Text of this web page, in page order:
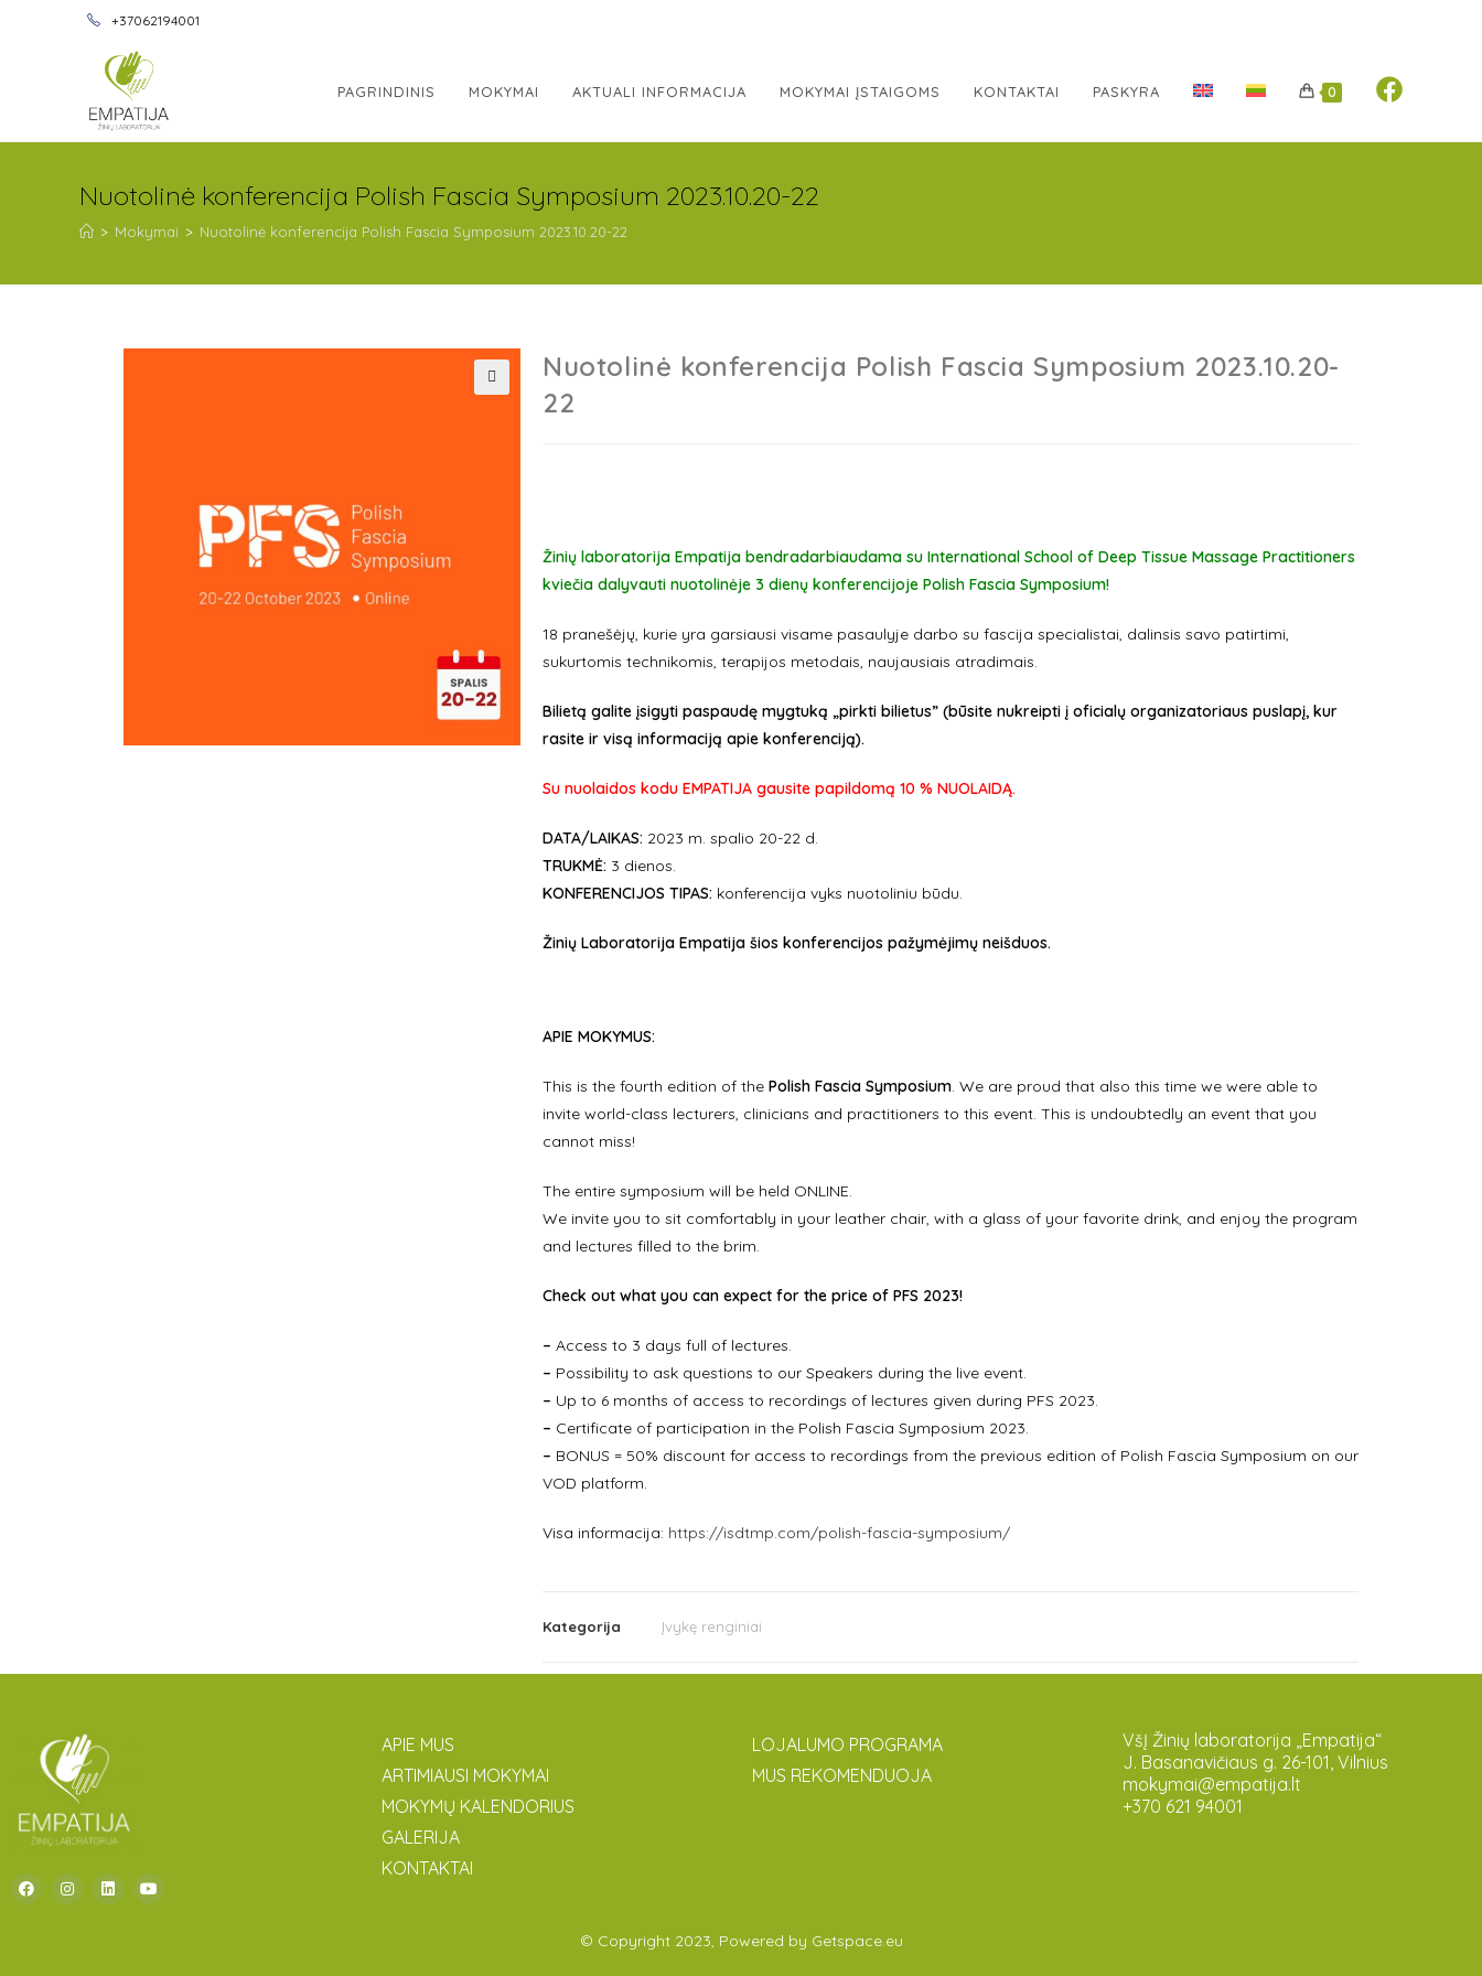
+37062194001
PAGRINDINIS MOKYMAI AKTUALI INFORMACIJA MOKYMAI ĮSTAIGOMS KONTAKTAI PASKYRA 0
Nuotolinė konferencija Polish Fascia Symposium 2023.10.20-22
> Mokymai > Nuotolinė konferencija Polish Fascia Symposium 2023.10.20-22
Nuotolinė konferencija Polish Fascia Symposium 2023.10.20-
22
Žinių laboratorija Empatija bendradarbiaudama su International School of Deep Tissue Massage Practitioners
kviečia dalyvauti nuotolinėje 3 dienų konferencijoje Polish Fascia Symposium!
18 pranešėjų, kurie yra garsiausi visame pasaulyje darbo su fascija specialistai, dalinsis savo patirtimi,
sukurtomis technikomis, terapijos metodais, naujausiais atradimais.
Bilietą galite įsigyti paspaudę mygtuką „pirkti bilietus” (būsite nukreipti į oficialų organizatoriaus puslapį, kur
rasite ir visą informaciją apie konferenciją).
Su nuolaidos kodu EMPATIJA gausite papildomą 10 % NUOLAIDĄ.
DATA/LAIKAS: 2023 m. spalio 20-22 d.
TRUKMĖ: 3 dienos.
KONFERENCIJOS TIPAS: konferencija vyks nuotoliniu būdu.
Žinių Laboratorija Empatija šios konferencijos pažymėjimų neišduos.
APIE MOKYMUS:
This is the fourth edition of the Polish Fascia Symposium. We are proud that also this time we were able to
invite world-class lecturers, clinicians and practitioners to this event. This is undoubtedly an event that you
cannot miss!
The entire symposium will be held ONLINE.
We invite you to sit comfortably in your leather chair, with a glass of your favorite drink, and enjoy the program
and lectures filled to the brim.
Check out what you can expect for the price of PFS 2023!
– Access to 3 days full of lectures.
– Possibility to ask questions to our Speakers during the live event.
– Up to 6 months of access to recordings of lectures given during PFS 2023.
– Certificate of participation in the Polish Fascia Symposium 2023.
– BONUS = 50% discount for access to recordings from the previous edition ofPolish Fascia Symposium on our
VOD platform.
Visa informacija: https://isdtmp.com/polish-fascia-symposium/
Kategorija Įvykę renginiai
APIE MUS
ARTIMIAUSI MOKYMAI
MOKYMŲ KALENDORIUS
GALERIJA
KONTAKTAI
LOJALUMO PROGRAMA
MUS REKOMENDUOJA
VšĮ Žinių laboratorija „Empatija“
J. Basanavičiaus g. 26-101, Vilnius
mokymai@empatija.lt
+370 621 94001
© Copyright 2023, Powered by Getspace.eu